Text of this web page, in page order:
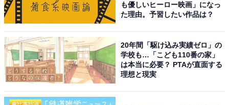
も優しいヒーロー映画」になっ
た理由。予習したい作品は？
20年間「駆け込み実績ゼロ」の
学校も…「こども110番の家」
は本当に必要？ PTAが直面する
理想と現実